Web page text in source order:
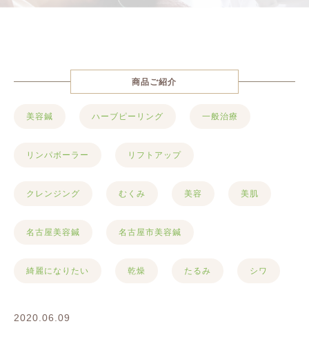
商品ご紹介
美容鍼 ハーブピーリング 一般治療
リンパボーラー リフトアップ
クレンジング むくみ 美容 美肌
名古屋美容鍼 名古屋市美容鍼
綺麗になりたい 乾燥 たるみ シワ
2020.06.09